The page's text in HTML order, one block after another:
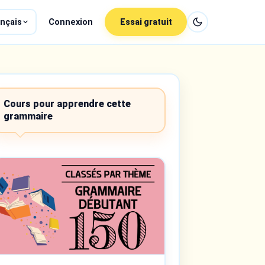
Connexion Essai gratuit
Cours pour apprendre cette
grammaire